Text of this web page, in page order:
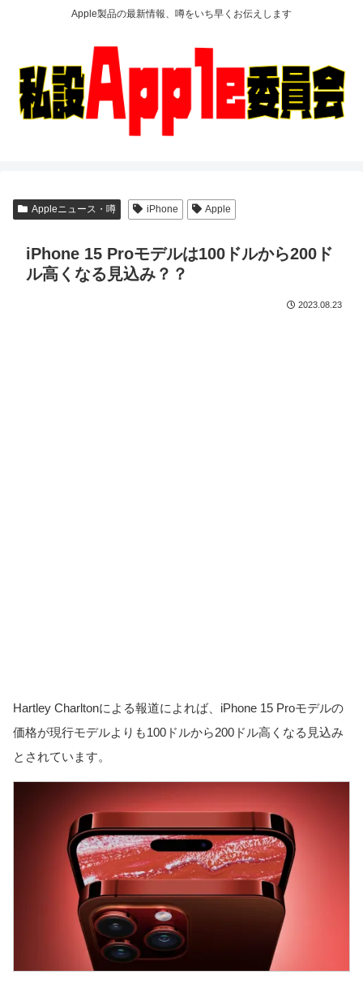
Apple製品の最新情報、噂をいち早くお伝えします
Appleニュース・噂 iPhone Apple
iPhone 15 Proモデルは100ドルから200ド
ル高くなる見込み？？
2023.08.23
Hartley Charltonによる報道によれば、iPhone 15 Proモデルの
価格が現行モデルよりも100ドルから200ドル高くなる見込み
とされています。